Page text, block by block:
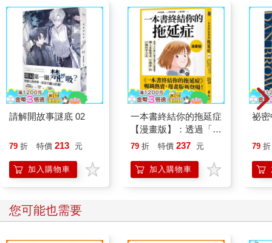
請解開故事謎底 02
79 折 特價 213 元
加入購物車
一本書終結你的拖延症
【漫畫版】：透過「小
行動」打開大腦的行動
「行動派」的37個科
學方法
79 折 特價 237 元
加入購物車
祕
79 折
您可能也需要